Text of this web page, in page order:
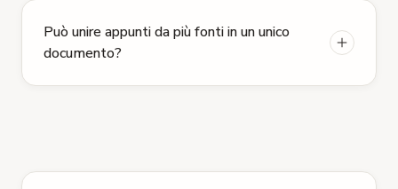
Può unire appunti da più fonti in un unico
documento?